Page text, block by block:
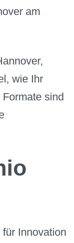
am
wie Ihr
sind
Innovation